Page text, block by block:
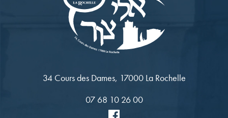
34 Cours des Dames, 17000 La Rochelle
07 68 10 26 00